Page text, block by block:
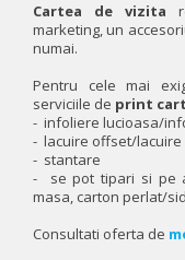
Cartea de vizita
marketing, un
numai.
Pentru cele mai
serviciile de print
- infoliere lucioasa/
- lacuire offset/lacuire
- stantare
- se pot tipari si pe
masa, carton perlat/
Consultati oferta de